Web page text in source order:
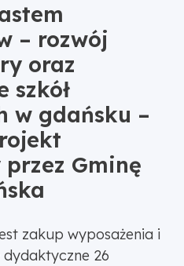
– rozwój
oraz
szkół
w gdańsku –
Gminę
zakup wyposażenia i
26